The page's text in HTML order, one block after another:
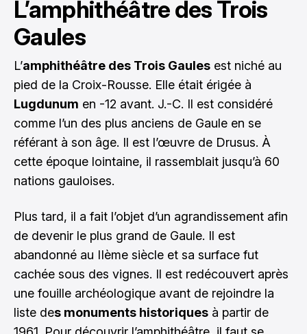
L’amphithéâtre des Trois
Gaules
L’amphithéâtre des Trois Gaules est niché au
pied de la Croix-Rousse. Elle était érigée à
Lugdunum en -12 avant. J.-C. Il est considéré
comme l’un des plus anciens de Gaule en se
référant à son âge. Il est l’œuvre de Drusus. À
cette époque lointaine, il rassemblait jusqu’à 60
nations gauloises.
Plus tard, il a fait l’objet d’un agrandissement afin
de devenir le plus grand de Gaule. Il est
abandonné au IIème siècle et sa surface fut
cachée sous des vignes. Il est redécouvert après
une fouille archéologique avant de rejoindre la
liste des monuments historiques à partir de